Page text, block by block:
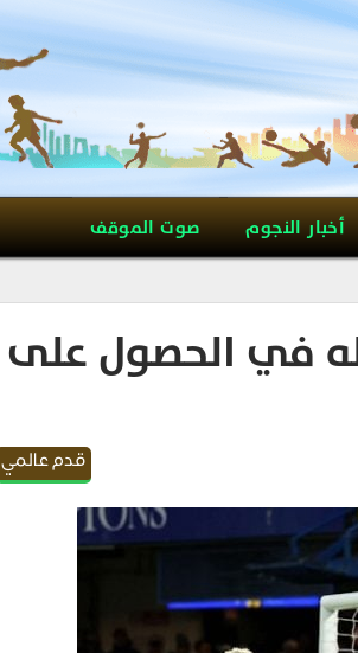
أخبار النجوم صوت الموقف
في الحصول على
قدم عالمي